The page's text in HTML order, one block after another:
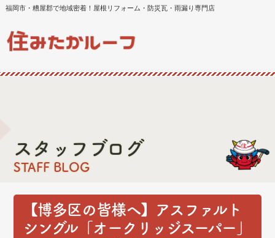
福岡市・糟屋郡で地域密着！屋根リフォーム・防災瓦・雨漏り専門店
スタッフブログ
STAFF BLOG
【博多区の皆様へ】アスファルト
シングル「オークリッジスーパー」